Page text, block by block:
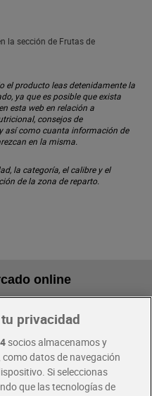
la sección de Frutas de
el producto leas detenidamente la
ya que es posible que exista
esta web en relación a
consejos de
así como cuanta información de
en la misma.
la categoría, el calibre y el
de la zona de reparto.
online
a 100€
privacidad
4socios almacenamos y
datos de navegación
Si seleccionas
que las tecnologías de